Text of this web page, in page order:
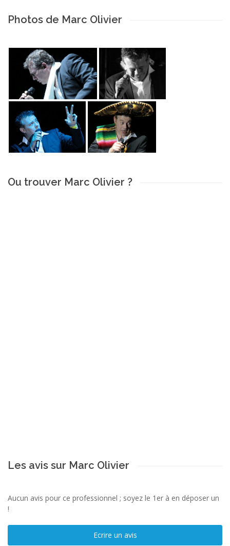
Photos de Marc Olivier
Ou trouver Marc Olivier ?
Les avis sur Marc Olivier
Aucun avis pour ce professionnel ; soyez le 1er à en déposer un
!
Ecrire un avis